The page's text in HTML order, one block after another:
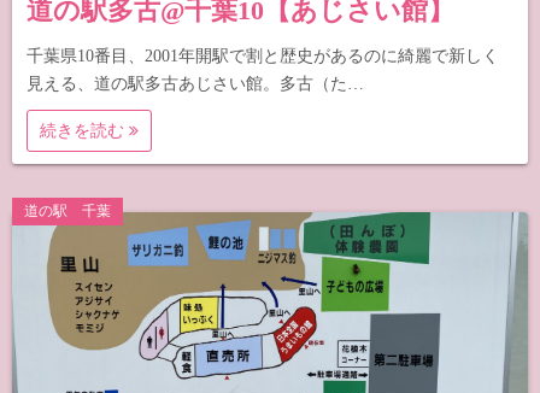
道の駅多古@千葉10【あじさい館】
千葉県10番目、2001年開駅で割と歴史があるのに綺麗で新しく
見える、道の駅多古あじさい館。多古（た…
続きを読む
道の駅 千葉